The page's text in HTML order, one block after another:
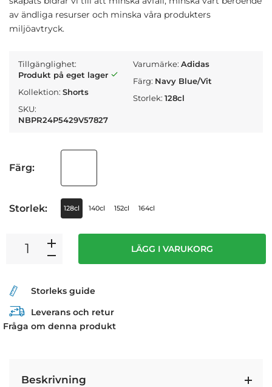
av ändliga resurser och minska våra produkters
miljöavtryck.
Tillgänglighet:
Produkt på eget lager
Kollektion: Shorts
SKU:
NBPR24P5429V57827
Varumärke:Adidas
Färg: Navy Blue/Vit
Storlek:128cl
Färg:
Storlek: 128cl 140cl 152cl 164cl
LÄGG I VARUKORG
Storleks guide
Leverans och retur
Fråga om denna produkt
Beskrivning